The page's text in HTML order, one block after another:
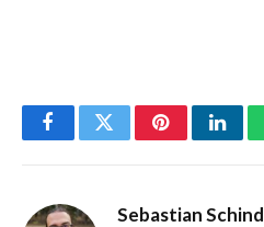
FacebookTwitterPinterest
Sebastian